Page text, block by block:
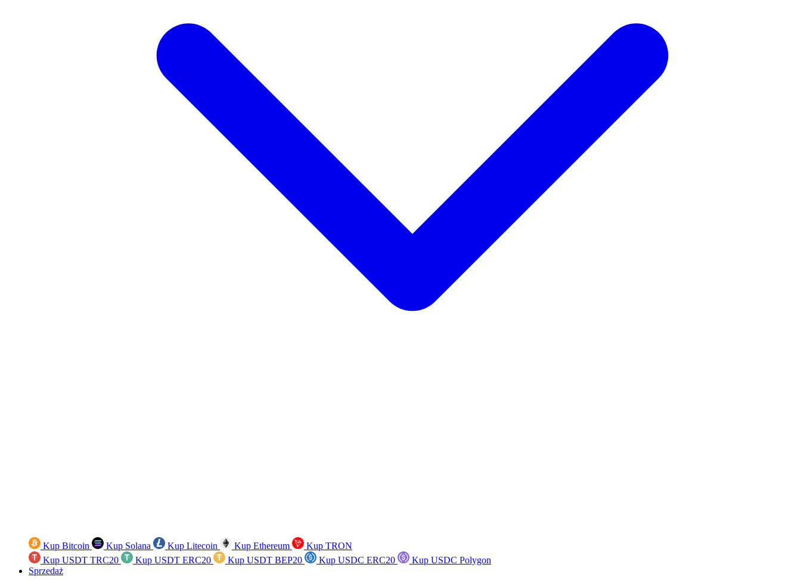
Kup Bitcoin Kup Solana Kup Litecoin Kup Ethereum
Kup TRON
Kup USDT TRC20
Kup USDT ERC20 Kup USDT BEP20 Kup USDC ERC20
Kup USDC Polygon
Sprzedaż